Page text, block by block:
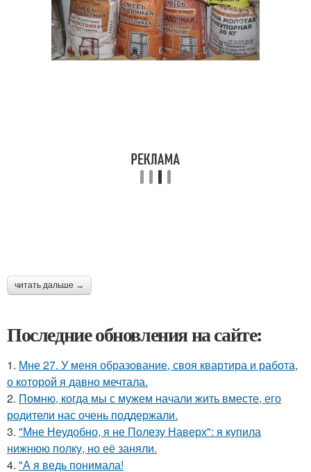
читать дальше →
Последние обновления на сайте:
1. Мне 27. У меня образование, своя квартира и работа,
о которой я давно мечтала.
2. Помню, когда мы с мужем начали жить вместе, его
родители нас очень поддержали.
3. "Мне Неудобно, я не Полезу Наверх": я купила
нижнюю полку, но её заняли.
4. "А я ведь понимала!